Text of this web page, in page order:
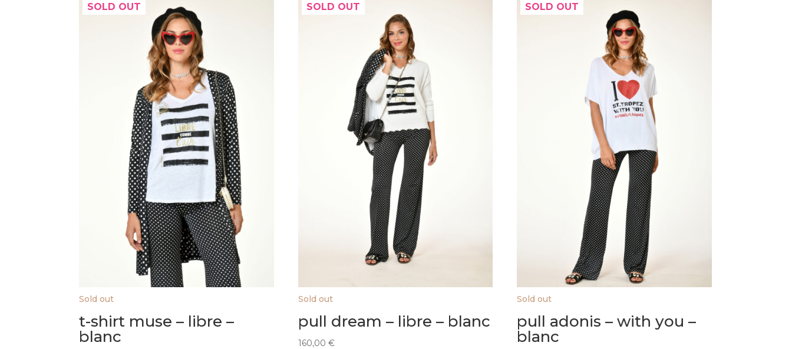
SOLD OUT
Sold out
t-shirt muse – libre –
blanc
SOLD OUT
Sold out
pull dream – libre – blanc
160,00 €
SOLD OUT
Sold out
pull adonis – with you –
blanc